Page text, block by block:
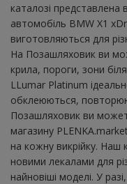
каталозі представлена
автомобіль BMW X1
виготовляються для
На Позашляховик ви
крила, пороги, зони
LLumar Platinum
обклеюються,
Позашляховик ви
магазину
на кожну викрійку. Наш
новими лекалами для
найновіші моделі. У